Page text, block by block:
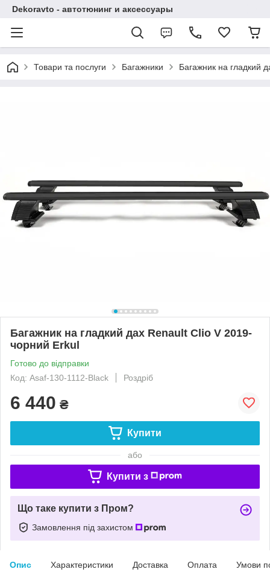
Dekoravto - автотюнинг и аксессуары
Товари та послуги Багажники Багажник на гладкий
Багажник на гладкий дах Renault Clio V 2019-
чорний Erkul
Готово до відправки
Код: Asaf-130-1112-Black
Роздріб
6 440 ₴
Купити
або
Купити з
Що таке купити з Пром?
Замовлення під захистом
Опис Характеристики Доставка Оплата Умови